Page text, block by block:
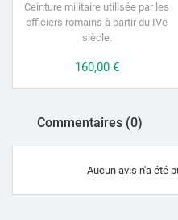
Ceinture militaire utilisée par les
officiers romains à partir du IVe
siècle.
Prix
160,00 €
Commentaires (0)
Aucun avis n'a été